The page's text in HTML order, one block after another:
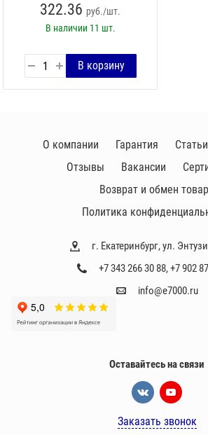
322.36 руб./шт.
В наличии 11 шт.
г. Екатеринбург, ул.
+7 343 266 30 88,+7 902
info@e7000.ru
О компании Гарантия Статьи
Отзывы
Вакансии
Возврат и обмен
Политика
Оставайтесь на связи
Заказать звонок